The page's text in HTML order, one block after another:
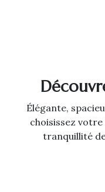
Élégante,
choisissez
tranquillité